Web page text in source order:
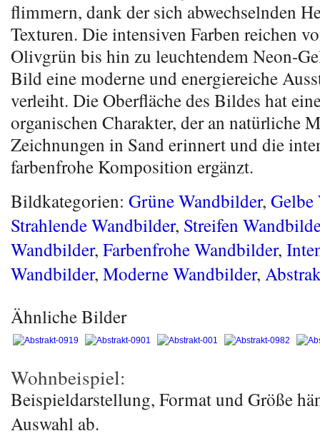
flimmern, dank der sich abwechselnden
Texturen. Die intensiven Farben reichen
Olivgrün bis hin zu leuchtendem Neon-
Bild eine moderne und energiereiche
verleiht. Die Oberfläche des Bildes hat
organischen Charakter, der an natürliche
Zeichnungen in Sand erinnert und die
farbenfrohe Komposition ergänzt.
Bildkategorien: Grüne Wandbilder, Gelbe
Strahlende Wandbilder, Streifen
Wandbilder, Farbenfrohe Wandbilder,
Wandbilder, Moderne Wandbilder,
Ähnliche Bilder
Wohnbeispiel:
Beispieldarstellung, Format und Größe
Auswahl ab.